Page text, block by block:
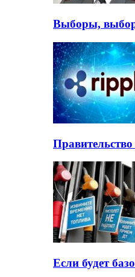
Выборы,
Если будет